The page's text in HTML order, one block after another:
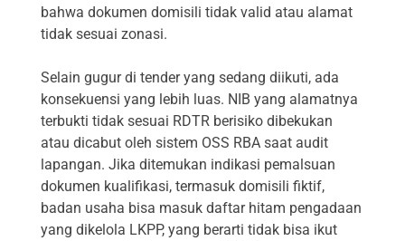
bahwa dokumen domisili tidak valid atau alamat
tidak sesuai zonasi.
Selain gugur di tender yang sedang diikuti, ada
konsekuensi yang lebih luas. NIB yang alamatnya
terbukti tidak sesuai RDTR berisiko dibekukan
atau dicabut oleh sistem OSS RBA saat audit
lapangan. Jika ditemukan indikasi pemalsuan
dokumen kualifikasi, termasuk domisili fiktif,
badan usaha bisa masuk daftar hitam pengadaan
yang dikelola LKPP, yang berarti tidak bisa ikut